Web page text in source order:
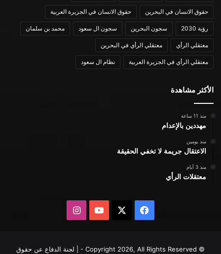
حقوق الانسان في البحرين حقوق الانسان في الجزيرة العربية
رؤية 2030 سجون البحرين سجون ال سعود محمد بن سلمان
معتقلي الرأي معتقلي الرأي في البحرين
معتقلي الرأي في الجزيرة العربية نظام ال سعود
الأكثر مشاهدة
منذ 11 ساعة
مهددين بالإعدام
منذ يومين
الاعتقال جريمة لا تخفي الحقيقة
منذ 3 أيام
معتقلات الرأي
فيسبوك يوتيوبانستقرام
© Copyright 2026, All Rights Reserved - | لجنة الدفاع عن حقوق